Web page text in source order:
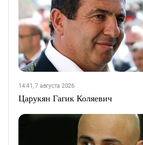
14:41, 7 августа 2026
Царукян Гагик Коляевич